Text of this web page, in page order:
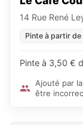
14 Rue René
Pinte à partir
Pinte à 3,50 €
Ajouté par
être